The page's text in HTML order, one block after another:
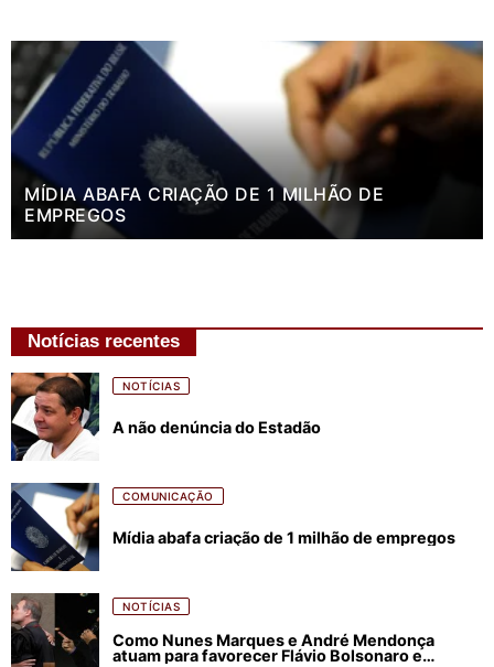
MÍDIA ABAFA CRIAÇÃO DE 1 MILHÃO DE
EMPREGOS
Notícias recentes
NOTÍCIAS
A não denúncia do Estadão
COMUNICAÇÃO
Mídia abafa criação de 1 milhão de empregos
NOTÍCIAS
Como Nunes Marques e André Mendonça
atuam para favorecer Flávio Bolsonaro e